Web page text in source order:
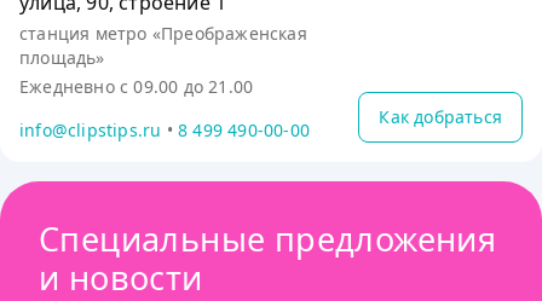
станция метро «Преображенская
площадь»
Ежедневно с 09.00 до 21.00
info@clipstips.ru •8 499 490-00-00
Как добраться
Специальные предложения
и новости